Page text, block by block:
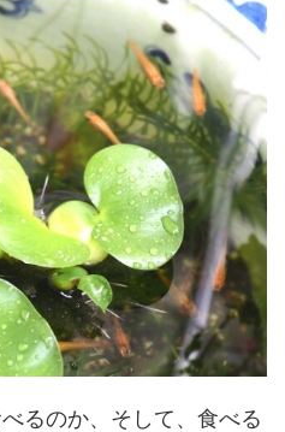
るのか、そして、食べる